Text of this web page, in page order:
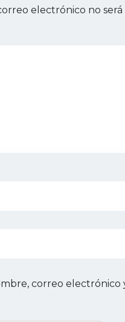
electrónico no será
correo electrónico